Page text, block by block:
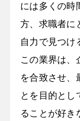
には多くの時
方、求職者に
自力で見つけ
この業界は、
を合致させ、
とを目的とし
ることが好き